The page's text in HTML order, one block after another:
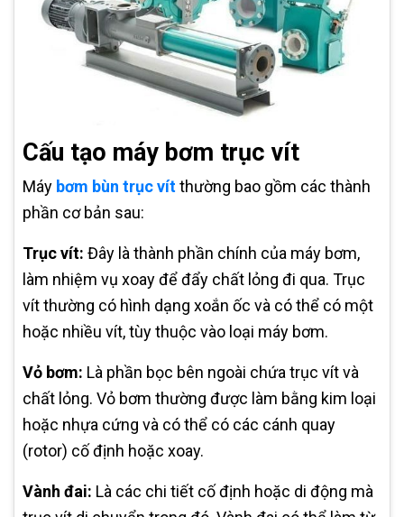
Cấu tạo máy bơm trục vít
Máy bơm bùn trục vítthường bao gồm các thành
phần cơ bản sau:
Trục vít: Đây là thành phần chính của máy bơm,
làm nhiệm vụ xoay để đẩy chất lỏng đi qua. Trục
vít thường có hình dạng xoắn ốc và có thể có một
hoặc nhiều vít, tùy thuộc vào loại máy bơm.
Vỏ bơm: Là phần bọc bên ngoài chứa trục vít và
chất lỏng. Vỏ bơm thường được làm bằng kim loại
hoặc nhựa cứng và có thể có các cánh quay
(rotor) cố định hoặc xoay.
Vành đai: Là các chi tiết cố định hoặc di động mà